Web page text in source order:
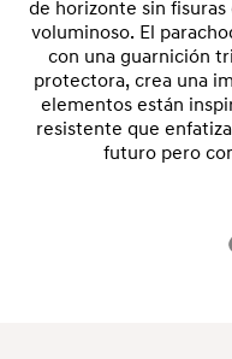
de horizonte sin
voluminoso. El
con una guarnición
protectora, crea una
elementos están
resistente que
futuro pero